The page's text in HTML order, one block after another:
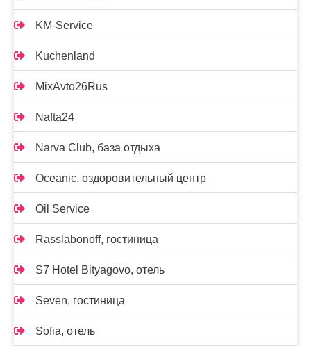
KM-Service
Kuchenland
MixAvto26Rus
Nafta24
Narva Club, база отдыха
Oceanic, оздоровительный центр
Oil Service
Rasslabonoff, гостиница
S7 Hotel Bityagovo, отель
Seven, гостиница
Sofia, отель